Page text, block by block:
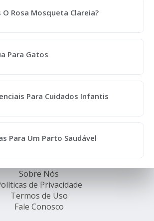
Rosa Mosqueta Clareia?
Para Gatos
Para Cuidados Infantis
Para Um Parto Saudável
Sobre Nós
de Privacidade
Termos de Uso
Fale Conosco